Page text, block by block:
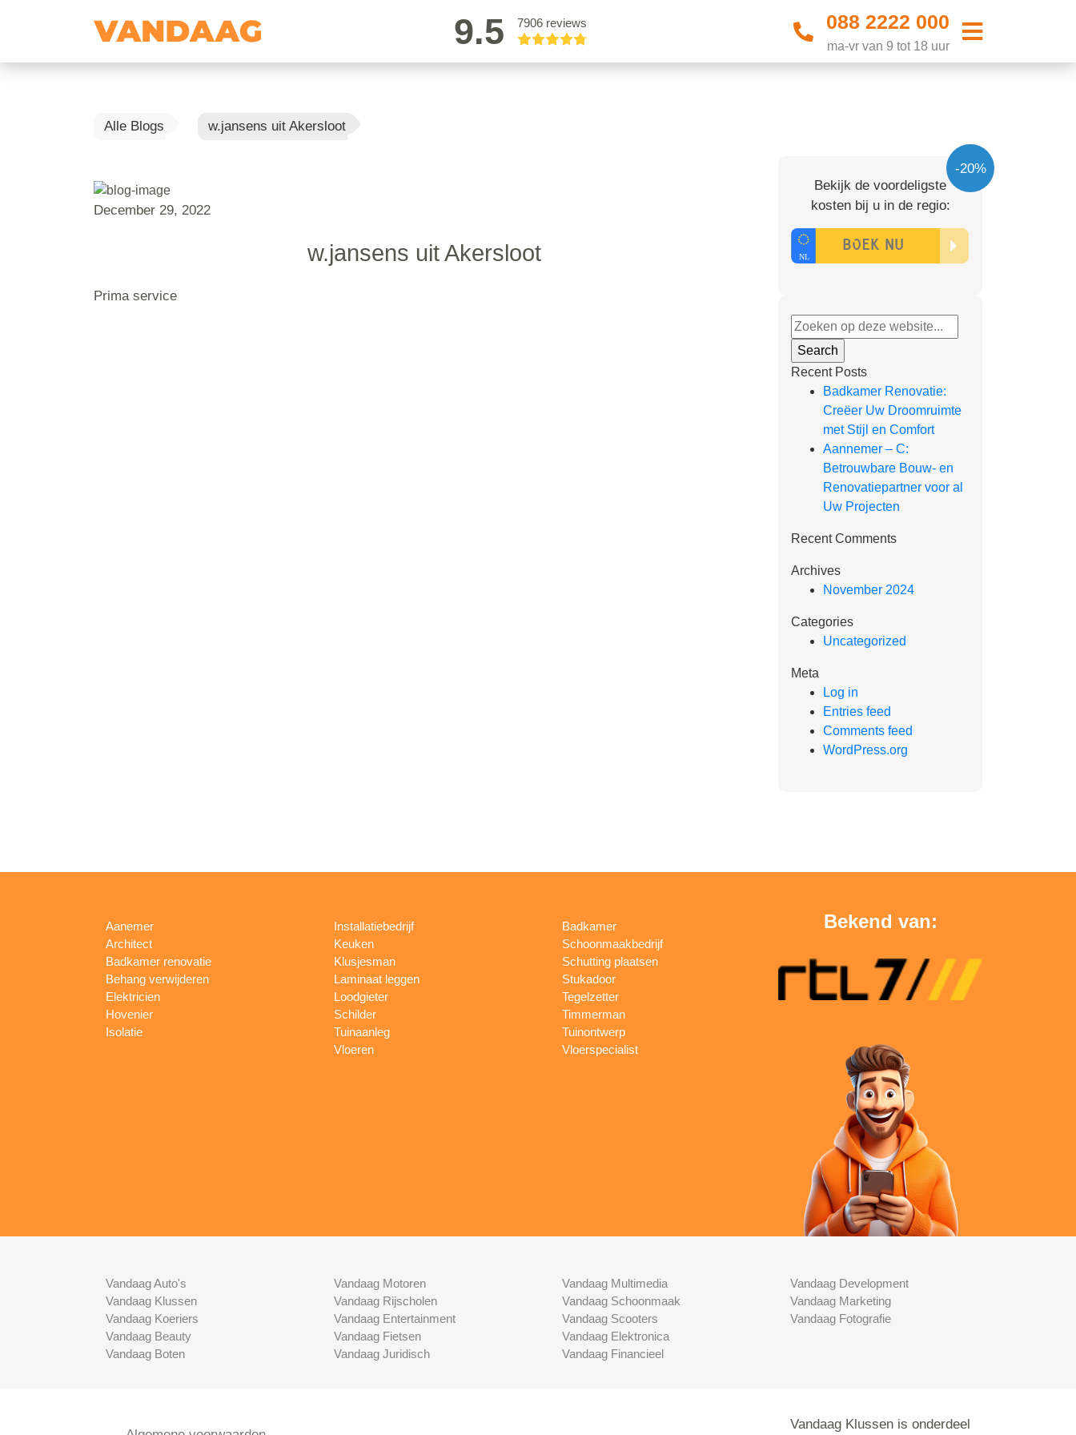
9.5 7906 reviews 088 2222 000
ma-vr van 9 tot 18 uur
Alle Blogs w.jansens uit Akersloot
December 29, 2022
w.jansens uit Akersloot
Prima service
-20%
Bekijk de voordeligste
kosten bij u in de regio:
Recent Posts
Badkamer Renovatie:
Creëer Uw Droomruimte
met Stijl en Comfort
Aannemer – C:
Betrouwbare Bouw- en
Renovatiepartner voor al
Uw Projecten
Recent Comments
Archives
November 2024
Categories
Uncategorized
Meta
Log in
Entries feed
Comments feed
WordPress.org
Aanemer
Architect
Badkamer renovatie
Behang verwijderen
Elektricien
Hovenier
Isolatie
Installatiebedrijf
Keuken
Klusjesman
Laminaat leggen
Loodgieter
Schilder
Tuinaanleg
Vloeren
Badkamer
Schoonmaakbedrijf
Schutting plaatsen
Stukadoor
Tegelzetter
Timmerman
Tuinontwerp
Vloerspecialist
Bekend van:
Vandaag Auto's
Vandaag Klussen
Vandaag Koeriers
Vandaag Beauty
Vandaag Boten
Vandaag Motoren
Vandaag Rijscholen
Vandaag Entertainment
Vandaag Fietsen
Vandaag Juridisch
Vandaag Multimedia
Vandaag Schoonmaak
Vandaag Scooters
Vandaag Elektronica
Vandaag Financieel
Vandaag Development
Vandaag Marketing
Vandaag Fotografie
Vandaag Klussen is onderdeel